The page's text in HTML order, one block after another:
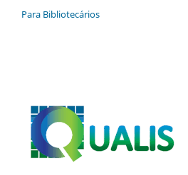
Para Bibliotecários